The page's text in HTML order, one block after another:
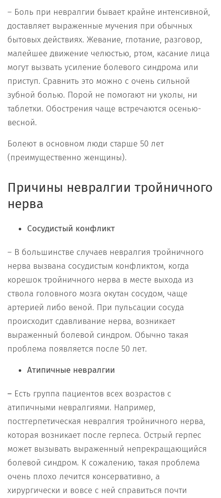
– Боль при невралгии бывает крайне интенсивной,
доставляет выраженные мучения при обычных
бытовых действиях. Жевание, глотание, разговор,
малейшее движение челюстью, ртом, касание лица
могут вызвать усиление болевого синдрома или
приступ. Сравнить это можно с очень сильной
зубной болью. Порой не помогают ни уколы, ни
таблетки. Обострения чаще встречаются осенью-
весной.
Болеют в основном люди старше 50 лет
(преимущественно женщины).
Причины невралгии тройничного
нерва
Сосудистый конфликт
– В большинстве случаев невралгия тройничного
нерва вызвана сосудистым конфликтом, когда
корешок тройничного нерва в месте выхода из
ствола головного мозга окутан сосудом, чаще
артерией либо веной. При пульсации сосуда
происходит сдавливание нерва, возникает
выраженный болевой синдром. Обычно такая
проблема появляется после 50 лет.
Атипичные невралгии
– Есть группа пациентов всех возрастов с
атипичными невралгиями. Например,
постгерпетическая невралгия тройничного нерва,
которая возникает после герпеса. Острый герпес
может вызывать выраженный непрекращающийся
болевой синдром. К сожалению, такая проблема
очень плохо лечится консервативно, а
хирургически и вовсе с ней справиться почти